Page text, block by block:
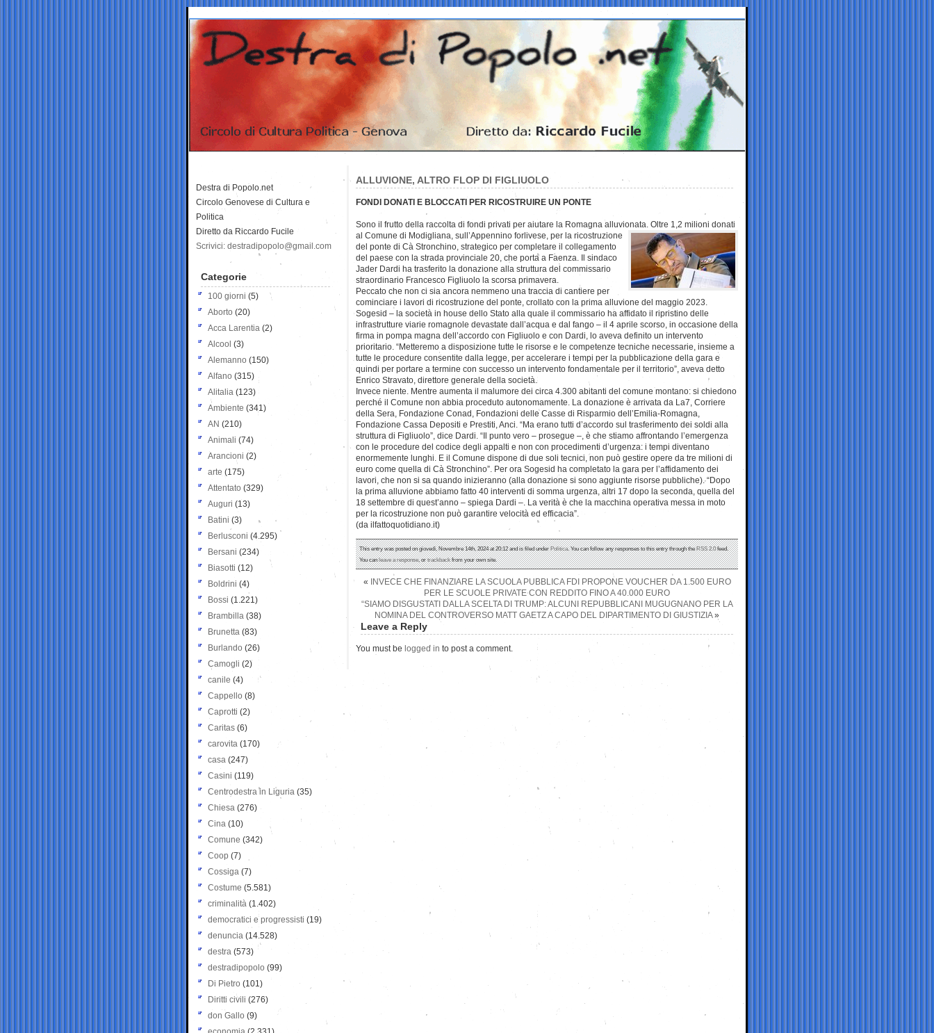
ALLUVIONE, ALTRO FLOP DI FIGLIUOLO
FONDI DONATI E BLOCCATI PER RICOSTRUIRE UN PONTE
Sono il frutto della raccolta di fondi privati per aiutare la Romagna alluvionata. Oltre 1,2 milioni donati
al Comune di Modigliana, sull’Appennino forlivese, per la ricostruzione
del ponte di Cà Stronchino, strategico per completare il collegamento
del paese con la strada provinciale 20, che porta a Faenza. Il sindaco
Jader Dardi ha trasferito la donazione alla struttura del commissario
straordinario Francesco Figliuolo la scorsa primavera.
Peccato che non ci sia ancora nemmeno una traccia di cantiere per
cominciare i lavori di ricostruzione del ponte, crollato con la prima alluvione del maggio 2023.
Sogesid – la società in house dello Stato alla quale il commissario ha affidato il ripristino delle
infrastrutture viarie romagnole devastate dall’acqua e dal fango – il 4 aprile scorso, in occasione della
firma in pompa magna dell’accordo con Figliuolo e con Dardi, lo aveva definito un intervento
prioritario. “Metteremo a disposizione tutte le risorse e le competenze tecniche necessarie, insieme a
tutte le procedure consentite dalla legge, per accelerare i tempi per la pubblicazione della gara e
quindi per portare a termine con successo un intervento fondamentale per il territorio”, aveva detto
Enrico Stravato, direttore generale della società.
Invece niente. Mentre aumenta il malumore dei circa 4.300 abitanti del comune montano: si chiedono
perché il Comune non abbia proceduto autonomamente. La donazione è arrivata da La7, Corriere
della Sera, Fondazione Conad, Fondazioni delle Casse di Risparmio dell’Emilia-Romagna,
Fondazione Cassa Depositi e Prestiti, Anci. “Ma erano tutti d’accordo sul trasferimento dei soldi alla
struttura di Figliuolo”, dice Dardi. “Il punto vero – prosegue –, è che stiamo affrontando l’emergenza
con le procedure del codice degli appalti e non con procedimenti d’urgenza: i tempi diventano
enormemente lunghi. E il Comune dispone di due soli tecnici, non può gestire opere da tre milioni di
euro come quella di Cà Stronchino”. Per ora Sogesid ha completato la gara per l’affidamento dei
lavori, che non si sa quando inizieranno (alla donazione si sono aggiunte risorse pubbliche). “Dopo
la prima alluvione abbiamo fatto 40 interventi di somma urgenza, altri 17 dopo la seconda, quella del
18 settembre di quest’anno – spiega Dardi –. La verità è che la macchina operativa messa in moto
per la ricostruzione non può garantire velocità ed efficacia”.
(da ilfattoquotidiano.it)
This entry was posted on giovedì, Novembre 14th, 2024 at 20:12 and is filed underPolitica. You can follow any responses to this entry through theRSS 2.0feed.
You canleave a response, ortrackbackfrom your own site.
«
INVECE CHE FINANZIARE LA SCUOLA PUBBLICA FDI PROPONE VOUCHER DA 1.500 EURO
PER LE SCUOLE PRIVATE CON REDDITO FINO A 40.000 EURO
“SIAMO DISGUSTATI DALLA SCELTA DI TRUMP: ALCUNI REPUBBLICANI MUGUGNANO PER LA
NOMINA DEL CONTROVERSO MATT GAETZ A CAPO DEL DIPARTIMENTO DI GIUSTIZIA»
Leave a Reply
You must be logged in to post a comment.
Destra di Popolo.net
Circolo Genovese di Cultura e
Politica
Diretto da Riccardo Fucile
Scrivici: destradipopolo@gmail.com
Categorie
100 giorni (5)
Aborto (20)
Acca Larentia (2)
Alcool (3)
Alemanno (150)
Alfano (315)
Alitalia (123)
Ambiente (341)
AN (210)
Animali (74)
Arancioni (2)
arte (175)
Attentato (329)
Auguri (13)
Batini (3)
Berlusconi (4.295)
Bersani (234)
Biasotti (12)
Boldrini (4)
Bossi (1.221)
Brambilla (38)
Brunetta (83)
Burlando (26)
Camogli (2)
canile (4)
Cappello (8)
Caprotti (2)
Caritas (6)
carovita (170)
casa (247)
Casini (119)
Centrodestra in Liguria (35)
Chiesa (276)
Cina (10)
Comune (342)
Coop (7)
Cossiga (7)
Costume (5.581)
criminalità (1.402)
democratici e progressisti (19)
denuncia (14.528)
destra (573)
destradipopolo (99)
Di Pietro (101)
Diritti civili (276)
don Gallo (9)